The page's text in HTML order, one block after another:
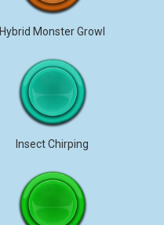
Hybrid Monster Growl
Insect Chirping